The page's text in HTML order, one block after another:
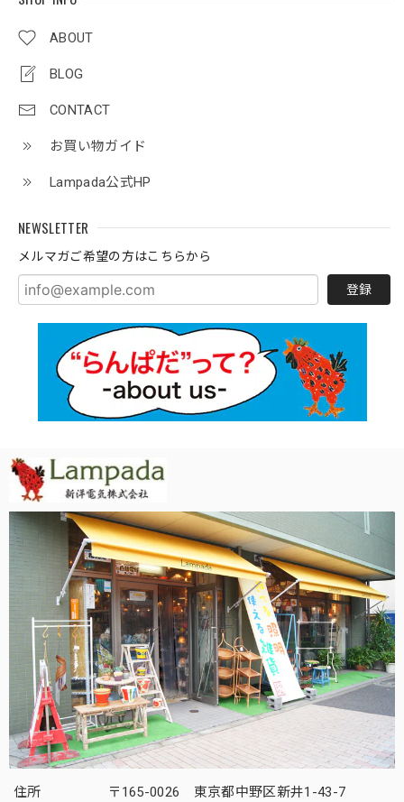
ABOUT
BLOG
CONTACT
お買い物ガイド
Lampada公式HP
NEWSLETTER
メルマガご希望の方はこちらから
登録
住所
〒165-0026 東京都中野区新井1-43-7